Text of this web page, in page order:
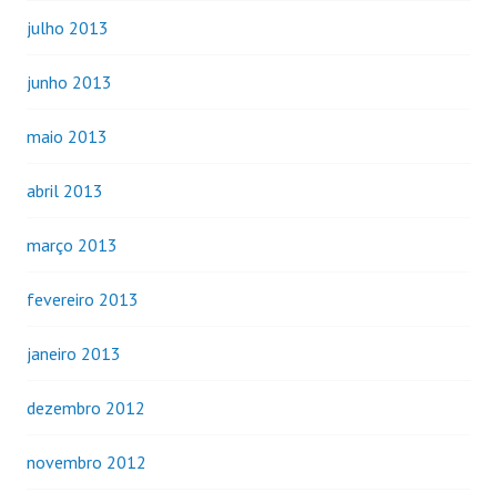
julho 2013
junho 2013
maio 2013
abril 2013
março 2013
fevereiro 2013
janeiro 2013
dezembro 2012
novembro 2012